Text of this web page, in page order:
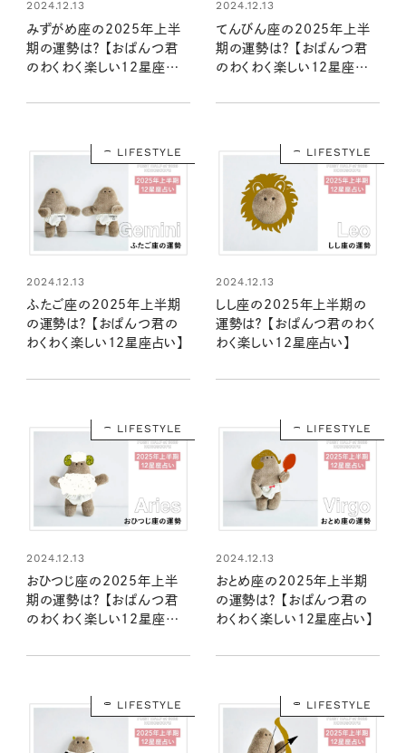
2024.12.13
みずがめ座の2025年上半
期の運勢は？ 【おぱんつ君
のわくわく楽しい12星座占
2024.12.13
てんびん座の2025年上半
期の運勢は？ 【おぱんつ君
のわくわく楽しい12星座占
LIFESTYLE
2024.12.13
ふたご座の2025年上半期
の運勢は？ 【おぱんつ君の
わくわく楽しい12星座占い】
LIFESTYLE
2024.12.13
しし座の2025年上半期の
運勢は？ 【おぱんつ君のわく
わく楽しい12星座占い】
LIFESTYLE
2024.12.13
おひつじ座の2025年上半
期の運勢は？ 【おぱんつ君
のわくわく楽しい12星座占
LIFESTYLE
2024.12.13
おとめ座の2025年上半期
の運勢は？ 【おぱんつ君の
わくわく楽しい12星座占い】
LIFESTYLE LIFESTYLE